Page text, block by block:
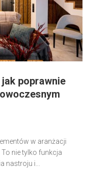
poprawnie
w aranżacji
nie tylko funkcja
nastroju i...